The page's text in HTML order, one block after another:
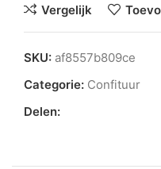
Vergelijk
SKU: af8557b809ce
Categorie: Confituur
Delen: